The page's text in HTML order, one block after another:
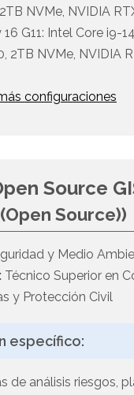
NVMe, NVIDIA
G11: Intel Core i9-
2TB NVMe, NVIDIA
configuraciones
Source
Source))
y Medio
Técnico Superior en
y Protección Civil
específico:
de análisis riesgos,